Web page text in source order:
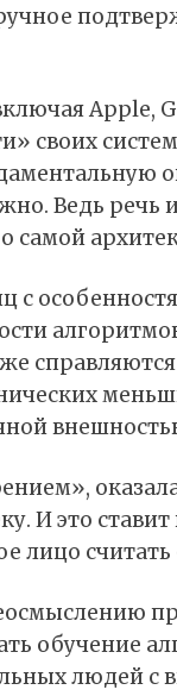
Apple,
своих
Ведь речь
самой
с
И это
лицо
обучение
людей с